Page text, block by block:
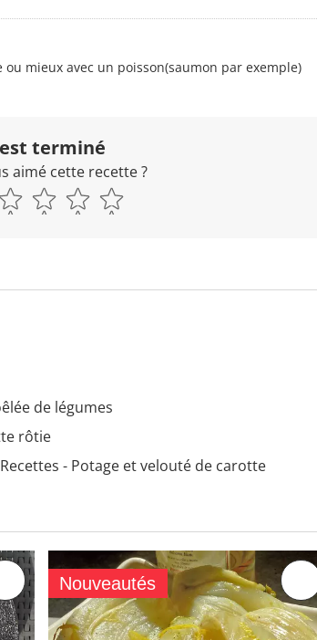
mieux avec un poisson(saumon par exemple)
terminé
aimé cette recette ?
de légumes
rôtie
- Potage et velouté de carotte
Nouveautés